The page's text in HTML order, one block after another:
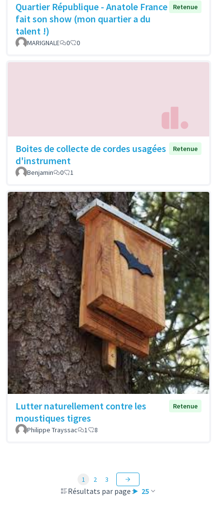
Quartier République - Anatole France
fait son show (mon quartier a du
talent !)
Retenue
MARIGNALE 0 0
Boites de collecte de cordes usagées
d'instrument
Retenue
Benjamin 0 1
Lutter naturellement contre les
moustiques tigres
Retenue
Philippe Trayssac 1 8
Résultats par page : 25
1 2 3